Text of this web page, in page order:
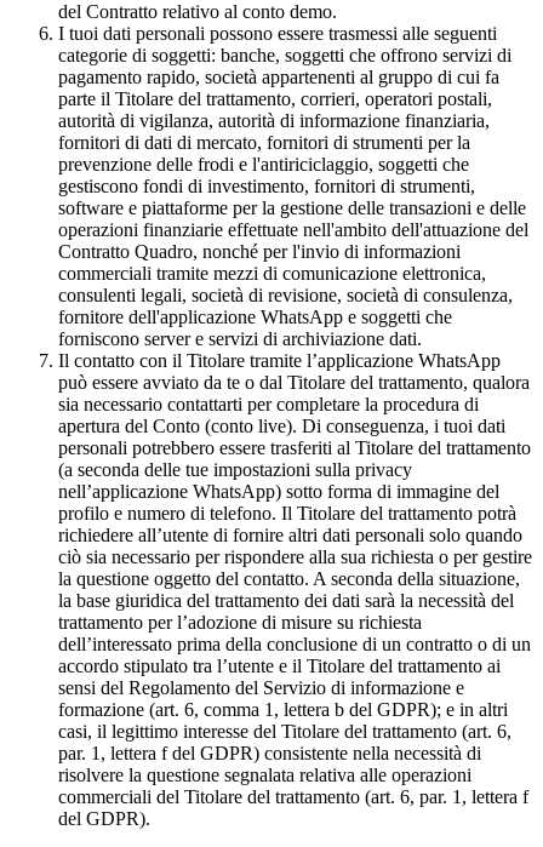
del Contratto relativo al conto demo.
I tuoi dati personali possono essere trasmessi alle seguenti
categorie di soggetti: banche, soggetti che offrono servizi di
pagamento rapido, società appartenenti al gruppo di cui fa
parte il Titolare del trattamento, corrieri, operatori postali,
autorità di vigilanza, autorità di informazione finanziaria,
fornitori di dati di mercato, fornitori di strumenti per la
prevenzione delle frodi e l'antiriciclaggio, soggetti che
gestiscono fondi di investimento, fornitori di strumenti,
software e piattaforme per la gestione delle transazioni e delle
operazioni finanziarie effettuate nell'ambito dell'attuazione del
Contratto Quadro, nonché per l'invio di informazioni
commerciali tramite mezzi di comunicazione elettronica,
consulenti legali, società di revisione, società di consulenza,
fornitore dell'applicazione WhatsApp e soggetti che
forniscono server e servizi di archiviazione dati.
Il contatto con il Titolare tramite l’applicazione WhatsApp
può essere avviato da te o dal Titolare del trattamento, qualora
sia necessario contattarti per completare la procedura di
apertura del Conto (conto live). Di conseguenza, i tuoi dati
personali potrebbero essere trasferiti al Titolare del trattamento
(a seconda delle tue impostazioni sulla privacy
nell’applicazione WhatsApp) sotto forma di immagine del
profilo e numero di telefono. Il Titolare del trattamento potrà
richiedere all’utente di fornire altri dati personali solo quando
ciò sia necessario per rispondere alla sua richiesta o per gestire
la questione oggetto del contatto. A seconda della situazione,
la base giuridica del trattamento dei dati sarà la necessità del
trattamento per l’adozione di misure su richiesta
dell’interessato prima della conclusione di un contratto o di un
accordo stipulato tra l’utente e il Titolare del trattamento ai
sensi del Regolamento del Servizio di informazione e
formazione (art. 6, comma 1, lettera b del GDPR); e in altri
casi, il legittimo interesse del Titolare del trattamento (art. 6,
par. 1, lettera f del GDPR) consistente nella necessità di
risolvere la questione segnalata relativa alle operazioni
commerciali del Titolare del trattamento (art. 6, par. 1, lettera f
del GDPR).